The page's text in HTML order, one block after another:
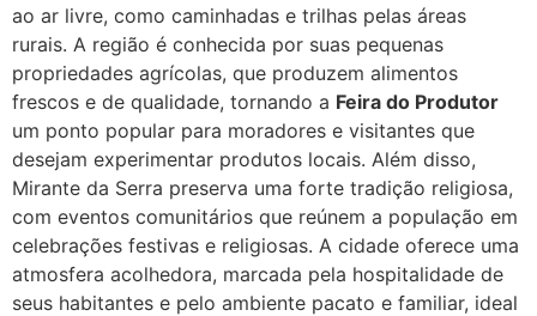
ao ar livre, como caminhadas e trilhas pelas áreas
rurais. A região é conhecida por suas pequenas
propriedades agrícolas, que produzem alimentos
frescos e de qualidade, tornando a Feira do Produtor
um ponto popular para moradores e visitantes que
desejam experimentar produtos locais. Além disso,
Mirante da Serra preserva uma forte tradição religiosa,
com eventos comunitários que reúnem a população em
celebrações festivas e religiosas. A cidade oferece uma
atmosfera acolhedora, marcada pela hospitalidade de
seus habitantes e pelo ambiente pacato e familiar, ideal